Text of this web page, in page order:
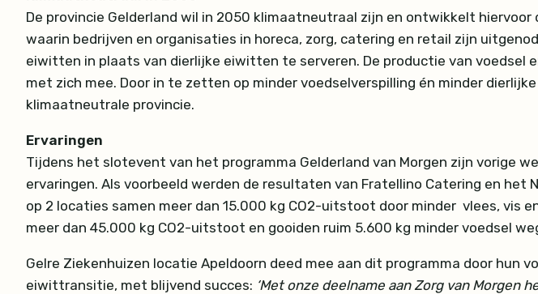
De provincie Gelderland wil in 2050 klimaatneutraal zijn en ontwikkelt
waarin bedrijven en organisaties in horeca, zorg, catering en retail zijn
eiwitten in plaats van dierlijke eiwitten te serveren. De productie van voedsel
met zich mee. Door in te zetten op minder voedselverspilling én minder
klimaatneutrale provincie.
Ervaringen
Tijdens het slotevent van het programma Gelderland van Morgen zijn vorige
ervaringen. Als voorbeeld werden de resultaten van Fratellino Catering en
op 2 locaties samen meer dan 15.000 kg CO2-uitstoot door minder vlees, vis
meer dan 45.000 kg CO2-uitstoot en gooiden ruim 5.600 kg minder voedsel
Gelre Ziekenhuizen locatie Apeldoorn deed mee aan dit programma door
eiwittransitie, met blijvend succes: ‘Met onze deelname aan Zorg van